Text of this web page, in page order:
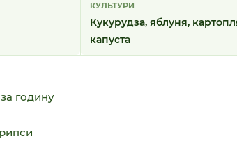
КУЛЬТУРИ
Кукурудза, яблуня,
капуста
годину